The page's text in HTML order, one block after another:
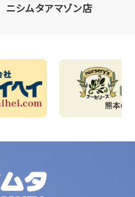
ニシムタアマゾン店